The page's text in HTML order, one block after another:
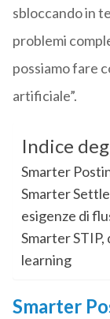
sbloccando in
problemi
possiamo fare
artificiale”.
Indice
Smarter
Smarter
esigenze di
Smarter
learning
Smarter